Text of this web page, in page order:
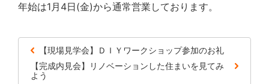
年始は1月4日(金)から通常営業しております。
【現場見学会】ＤＩＹワークショップ参加のお礼
【完成内見会】リノベーションした住まいを見てみ
よう